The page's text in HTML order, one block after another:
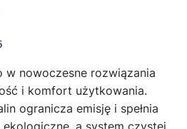
w nowoczesne rozwiązania
i komfort użytkowania.
ogranicza emisję i spełnia
a system czystej